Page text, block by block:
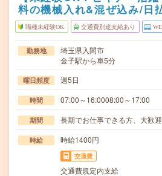
料の機械入れ&混ぜ込み/日
職種未経験OK 交通費別途支給あり
勤務地
埼玉県入間市
金子駅から車5分
曜日頻度 週5日
時間 07:00～16:0008:00～17:00
期間 長期でお仕事できる方、大歓迎
時給 時給1400円
交通費
交通費規定内支給